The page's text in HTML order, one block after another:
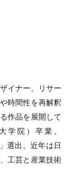
イナー。リサー
時間性を再解釈
作品を展開して
学院）卒業。
選出。近年は日
工芸と産業技術